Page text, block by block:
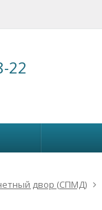
22
двор (СПМД)